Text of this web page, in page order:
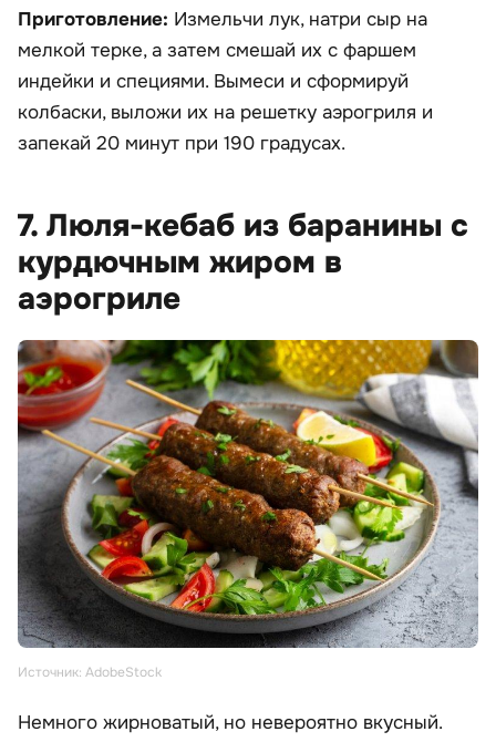
Приготовление: Измельчи лук, натри сыр на
мелкой терке, а затем смешай их с фаршем
индейки и специями. Вымеси и сформируй
колбаски, выложи их на решетку аэрогриля и
запекай 20 минут при 190 градусах.
7. Люля-кебаб из баранины с
курдючным жиром в
аэрогриле
Источник: AdobeStock
Немного жирноватый, но невероятно вкусный.